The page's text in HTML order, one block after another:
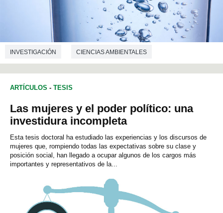
INVESTIGACIÓN CIENCIAS AMBIENTALES
ARTÍCULOS - TESIS
Las mujeres y el poder político: una
investidura incompleta
Esta tesis doctoral ha estudiado las experiencias y los discursos de
mujeres que, rompiendo todas las expectativas sobre su clase y
posición social, han llegado a ocupar algunos de los cargos más
importantes y representativos de la...